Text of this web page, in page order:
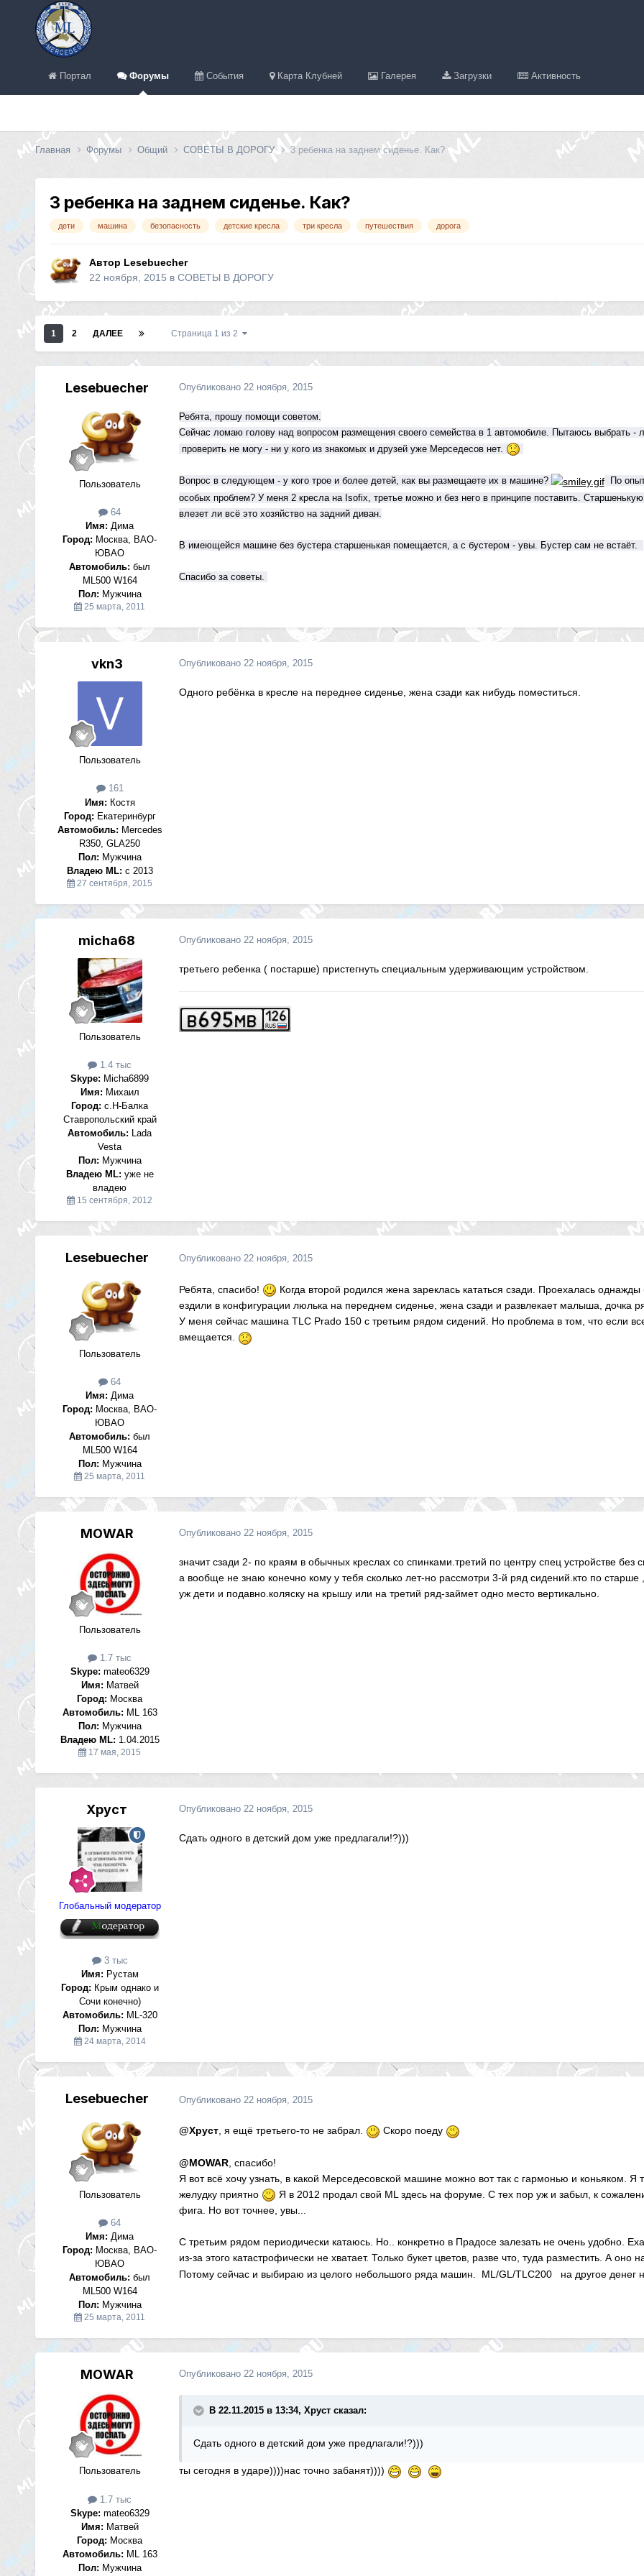
Портал Форумы События Карта Клубней Галерея Загрузки Активность
Главная Форумы Общий СОВЕТЫ В ДОРОГУ 3 ребенка на заднем сиденье. Как?
3 ребенка на заднем сиденье. Как?
дети машина безопасность детские кресла три кресла путешествия дорога
Автор Lesebuecher
22 ноября, 2015 в СОВЕТЫ В ДОРОГУ
1 2 ДАЛЕЕ Страница 1 из 2
Lesebuecher
Пользователь
64
Имя: Дима
Город: Москва, ВАО-
ЮВАО
Автомобиль: был
ML500 W164
Пол: Мужчина
25 марта, 2011
Опубликовано 22 ноября, 2015
Ребята, прошу помощи советом.
Сейчас ломаю голову над вопросом размещения своего семейства в 1 автомобиле. Пытаюсь выбрать -
проверить не могу - ни у кого из знакомых и друзей уже Мерседесов нет.
Вопрос в следующем - у кого трое и более детей, как вы размещаете их в машине?
По
особых проблем? У меня 2 кресла на Isofix, третье можно и без него в принципе поставить.
влезет ли всё это хозяйство на задний диван.
В имеющейся машине без бустера старшенькая помещается, а с бустером - увы. Бустер сам не встаёт.
Спасибо за советы.
vkn3
Пользователь
161
Имя: Костя
Город: Екатеринбург
Автомобиль: Mercedes
R350, GLA250
Пол: Мужчина
Владею ML: с 2013
27 сентября, 2015
Опубликовано 22 ноября, 2015
Одного ребёнка в кресле на переднее сиденье, жена сзади как нибудь поместиться.
micha68
Пользователь
1.4 тыс
Skype: Micha6899
Имя: Михаил
Город: с.Н-Балка
Ставропольский край
Автомобиль: Lada
Vesta
Пол: Мужчина
Владею ML: уже не
владею
15 сентября, 2012
Опубликовано 22 ноября, 2015
третьего ребенка ( постарше) пристегнуть специальным удерживающим устройством.
Lesebuecher
Пользователь
64
Имя: Дима
Город: Москва, ВАО-
ЮВАО
Автомобиль: был
ML500 W164
Пол: Мужчина
25 марта, 2011
Опубликовано 22 ноября, 2015
Ребята, спасибо!
Когда второй родился жена зареклась кататься сзади. Проехалась
ездили в конфигурации люлька на переднем сиденье, жена сзади и развлекает малыша, дочка
У меня сейчас машина TLC Prado 150 с третьим рядом сидений. Но проблема в том, что если
вмещается.
MOWAR
Пользователь
1.7 тыс
Skype: mateo6329
Имя: Матвей
Город: Москва
Автомобиль: ML 163
Пол: Мужчина
Владею ML: 1.04.2015
17 мая, 2015
Опубликовано 22 ноября, 2015
значит сзади 2- по краям в обычных креслах со спинками.третий по центру спец устройстве без
а вообще не знаю конечно кому у тебя сколько лет-но рассмотри 3-й ряд сидений.кто по
уж дети и подавно.коляску на крышу или на третий ряд-займет одно место вертикально.
Хруст
Глобальный модератор
3 тыс
Имя: Рустам
Город: Крым однако и
Сочи конечно)
Автомобиль: ML-320
Пол: Мужчина
24 марта, 2014
Опубликовано 22 ноября, 2015
Сдать одного в детский дом уже предлагали!?)))
Lesebuecher
Пользователь
64
Имя: Дима
Город: Москва, ВАО-
ЮВАО
Автомобиль: был
ML500 W164
Пол: Мужчина
25 марта, 2011
Опубликовано 22 ноября, 2015
@Хруст, я ещё третьего-то не забрал. Скоро поеду
@MOWAR, спасибо!
Я вот всё хочу узнать, в какой Мерседесовской машине можно вот так с гармонью и коньяком. Я
желудку приятно
Я в 2012 продал свой ML здесь на форуме. С тех пор уж и забыл, к
фига. Но вот точнее, увы...
С третьим рядом периодически катаюсь. Но.. конкретно в Прадосе залезать не очень удобно.
из-за этого катастрофически не хватает. Только букет цветов, разве что, туда разместить. А оно
Потому сейчас и выбираю из целого небольшого ряда машин. ML/GL/TLC200 на другое денег
MOWAR
Пользователь
1.7 тыс
Skype: mateo6329
Имя: Матвей
Город: Москва
Автомобиль: ML 163
Пол: Мужчина
Опубликовано 22 ноября, 2015
В 22.11.2015 в 13:34, Хруст сказал:
Сдать одного в детский дом уже предлагали!?)))
ты сегодня в ударе))))нас точно забанят))))